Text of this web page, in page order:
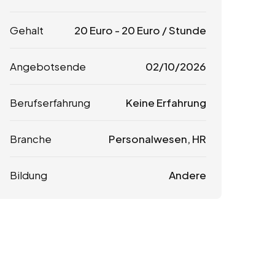
Gehalt 20 Euro - 20 Euro / Stunde
Angebotsende 02/10/2026
Berufserfahrung Keine Erfahrung
Branche Personalwesen, HR
Bildung Andere